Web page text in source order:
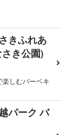
きふれあ
き公園)
しむバーベキ
パーク バ